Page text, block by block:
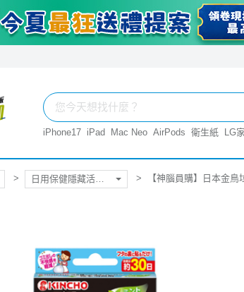
iPhone17 iPad Mac Neo AirPods 衛生紙 LG
【神腦員購】日本金